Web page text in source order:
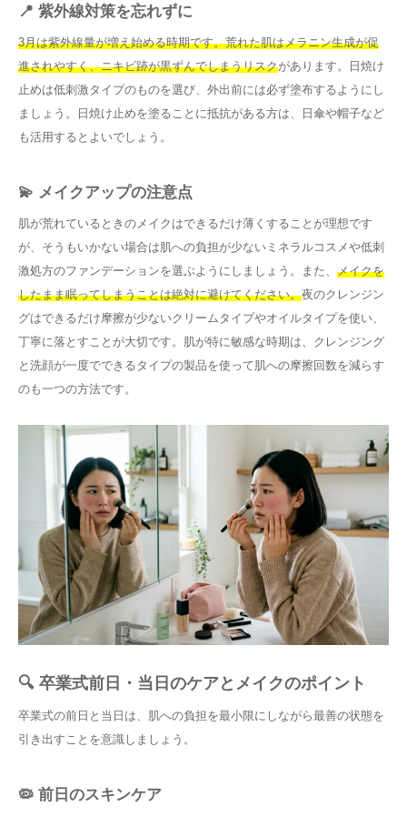
📍 紫外線対策を忘れずに
3月は紫外線量が増え始める時期です。荒れた肌はメラニン生成が促
進されやすく、ニキビ跡が黒ずんでしまうリスクがあります。日焼け
止めは低刺激タイプのものを選び、外出前には必ず塗布するようにし
ましょう。日焼け止めを塗ることに抵抗がある方は、日傘や帽子など
も活用するとよいでしょう。
💫 メイクアップの注意点
肌が荒れているときのメイクはできるだけ薄くすることが理想です
が、そうもいかない場合は肌への負担が少ないミネラルコスメや低刺
激処方のファンデーションを選ぶようにしましょう。また、 メイクを
したまま眠ってしまうことは絶対に避けてください。夜のクレンジン
グはできるだけ摩擦が少ないクリームタイプやオイルタイプを使い、
丁寧に落とすことが大切です。肌が特に敏感な時期は、クレンジング
と洗顔が一度でできるタイプの製品を使って肌への摩擦回数を減らす
のも一つの方法です。
🔍 卒業式前日・当日のケアとメイクのポイント
卒業式の前日と当日は、肌への負担を最小限にしながら最善の状態を
引き出すことを意識しましょう。
🦠 前日のスキンケア